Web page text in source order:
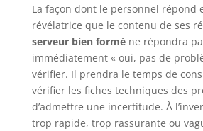
La façon dont le personnel répond
révélatrice que le contenu de ses
serveur bien forméne répondra
immédiatement « oui, pas de
vérifier. Il prendra le temps de
vérifier les fiches techniques des
d’admettre une incertitude. À
trop rapide, trop rassurante ou